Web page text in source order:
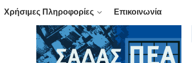
Χρήσιμες Πληροφορίες Επικοινωνία